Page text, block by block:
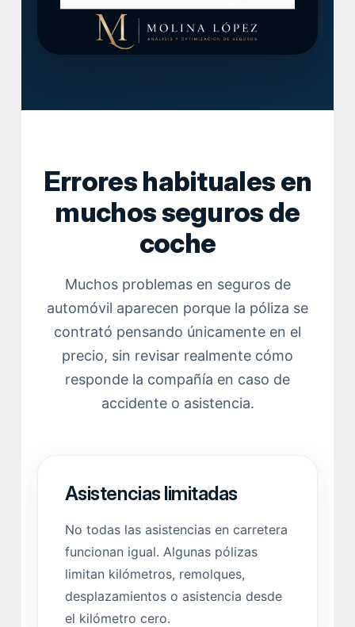
Errores habituales en
muchos seguros de
coche
Muchos problemas en seguros de
automóvil aparecen porque la póliza se
contrató pensando únicamente en el
precio, sin revisar realmente cómo
responde la compañía en caso de
accidente o asistencia.
Asistencias limitadas
No todas las asistencias en carretera
funcionan igual. Algunas pólizas
limitan kilómetros, remolques,
desplazamientos o asistencia desde
el kilómetro cero.